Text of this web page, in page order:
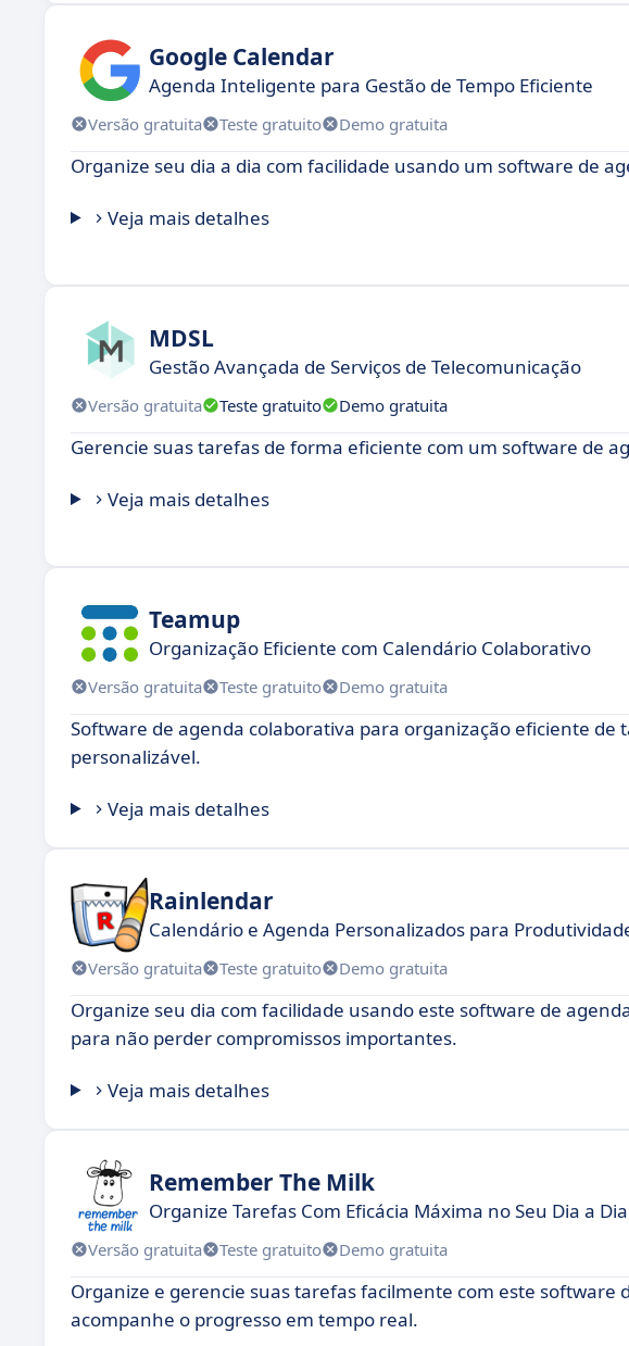
Google Calendar
Agenda Inteligente para Gestão de Tempo Eficiente
Versão gratuita Teste gratuito Demo gratuita
Organize seu dia a dia com facilidade usando um software de
Veja mais detalhes
MDSL
Gestão Avançada de Serviços de Telecomunicação
Versão gratuita Teste gratuito Demo gratuita
Gerencie suas tarefas de forma eficiente com um software de
Veja mais detalhes
Teamup
Organização Eficiente com Calendário Colaborativo
Versão gratuita Teste gratuito Demo gratuita
Software de agenda colaborativa para organização eficiente de
personalizável.
Veja mais detalhes
Rainlendar
Calendário e Agenda Personalizados para
Versão gratuita Teste gratuito Demo gratuita
Organize seu dia com facilidade usando este software de
para não perder compromissos importantes.
Veja mais detalhes
Remember The Milk
Organize Tarefas Com Eficácia Máxima no Seu Dia a Dia
Versão gratuita Teste gratuito Demo gratuita
Organize e gerencie suas tarefas facilmente com este software
acompanhe o progresso em tempo real.